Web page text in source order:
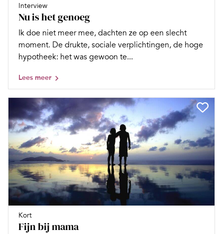
Interview
Nu is het genoeg
Ik doe niet meer mee, dachten ze op een slecht
moment. De drukte, sociale verplichtingen, de hoge
hypotheek: het was gewoon te...
Lees meer
Kort
Fijn bij mama